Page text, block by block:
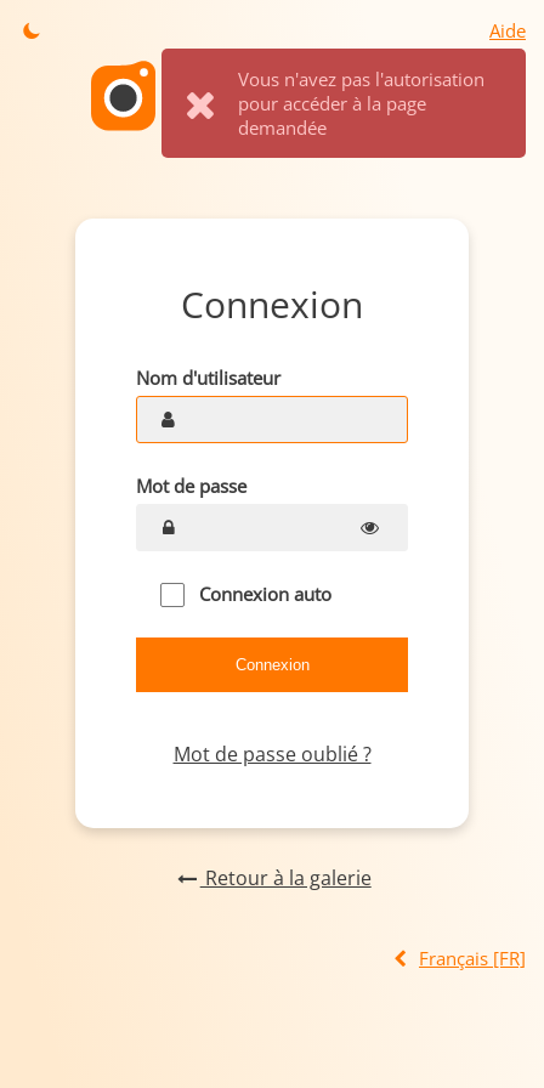
Aide
Vous n'avez pas l'autorisation
pour accéder à la page
demandée
Connexion
Nom d'utilisateur
Mot de passe
Connexion auto
Mot de passe oublié ?
Retour à la galerie
Français [FR]